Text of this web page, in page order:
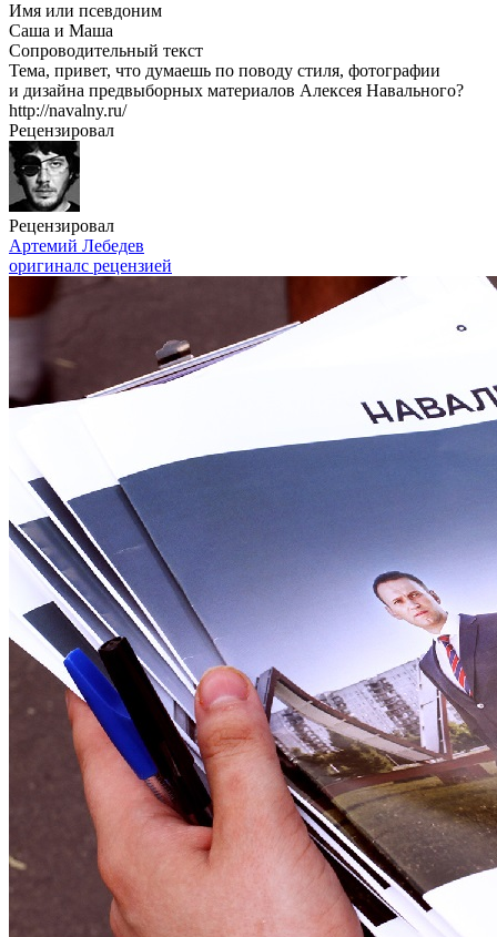
Имя или псевдоним
Саша и Маша
Сопроводительный текст
Тема, привет, что думаешь по поводу стиля, фотографии
и дизайна предвыборных материалов Алексея Навального?
http://navalny.ru/
Рецензировал
Рецензировал
Артемий Лебедев
оригиналс рецензией